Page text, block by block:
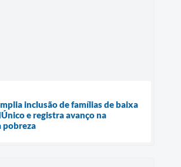
inclusão de famílias de baixa
e registra avanço na
pobreza